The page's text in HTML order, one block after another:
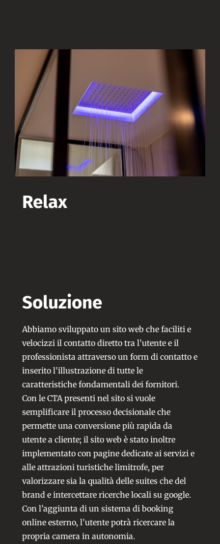
Relax
Soluzione
Abbiamo sviluppato un sito web che faciliti e
velocizzi il contatto diretto tra l’utente e il
professionista attraverso un form di contatto e
inserito l’illustrazione di tutte le
caratteristiche fondamentali dei fornitori.
Con le CTA presenti nel sito si vuole
semplificare il processo decisionale che
permette una conversione più rapida da
utente a cliente; il sito web è stato inoltre
implementato con pagine dedicate ai servizi e
alle attrazioni turistiche limitrofe, per
valorizzare sia la qualità delle suites che del
brand e intercettare ricerche locali su google.
Con l’aggiunta di un sistema di booking
online esterno, l’utente potrà ricercare la
propria camera in autonomia.